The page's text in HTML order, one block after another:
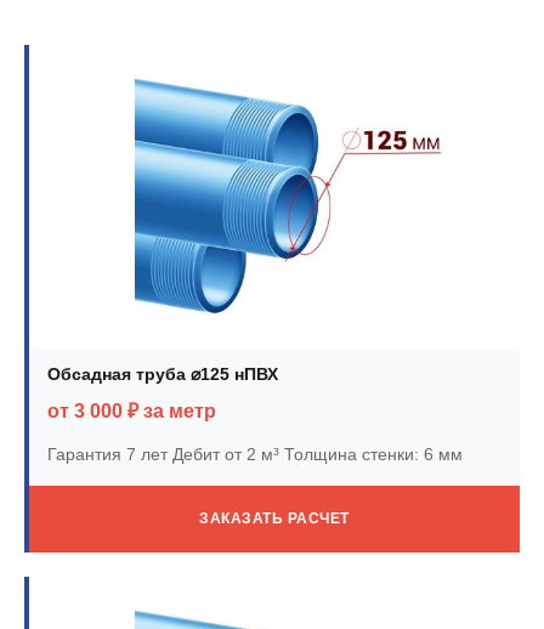
Обсадная труба ⌀125 нПВХ
от 3 000 ₽ за метр
Гарантия 7 летДебит от 2 м³ Толщина стенки: 6 мм
ЗАКАЗАТЬ РАСЧЕТ